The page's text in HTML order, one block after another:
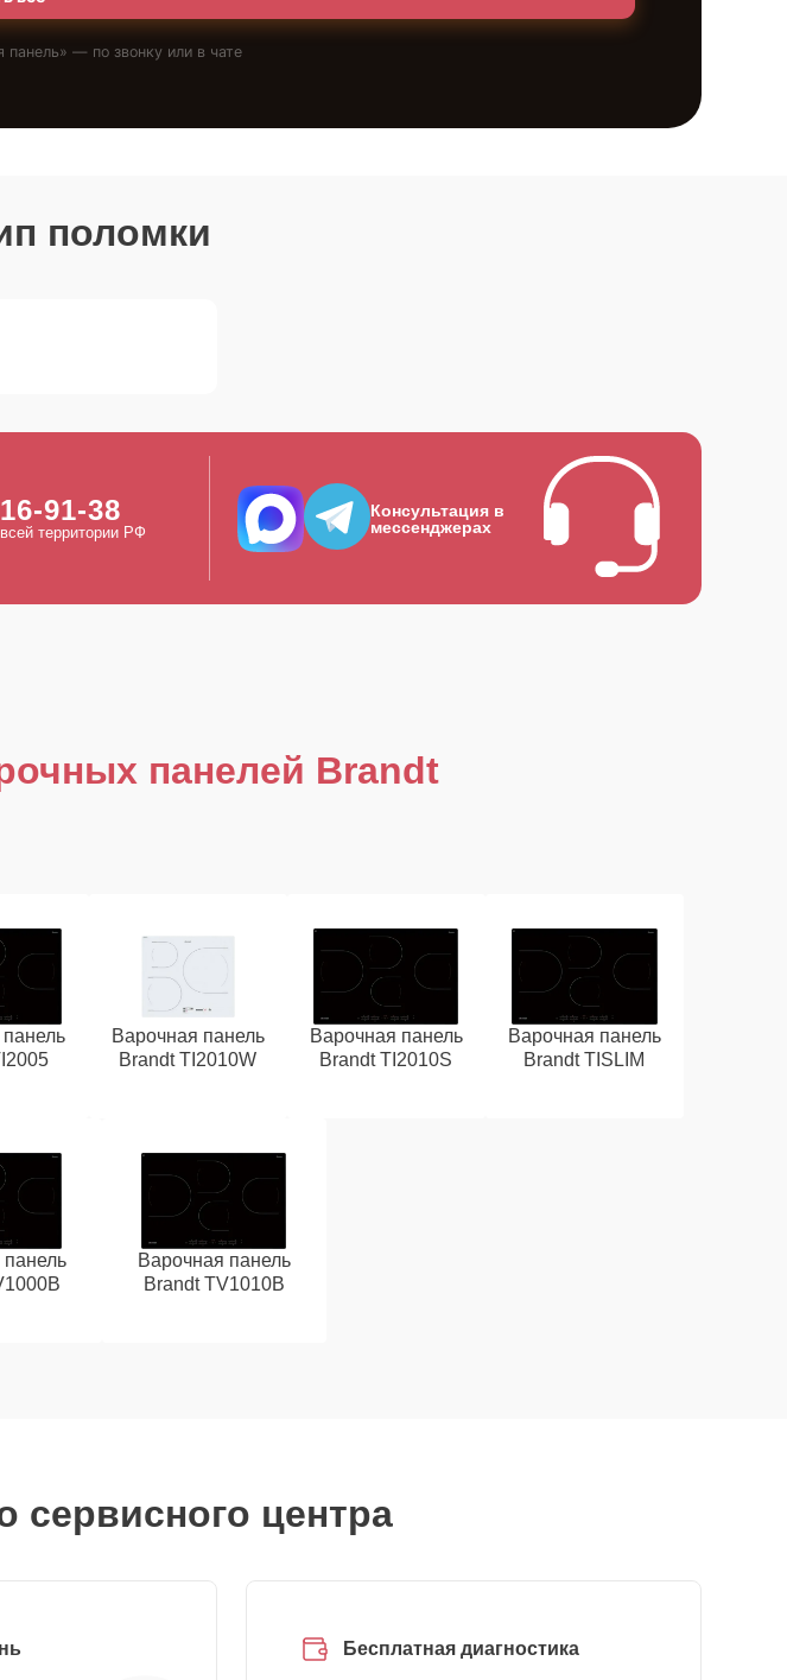
панель» — по звонку или в чате
поломки
91-38
территории РФ
Консультация в
мессенджерах
панелей Brandt
Варочная панель
Brandt TI2010W
Варочная панель
Brandt TI2010S
Варочная панель
Brandt TISLIM
Варочная панель
Brandt TV1010B
сервисного центра
Бесплатная диагностика